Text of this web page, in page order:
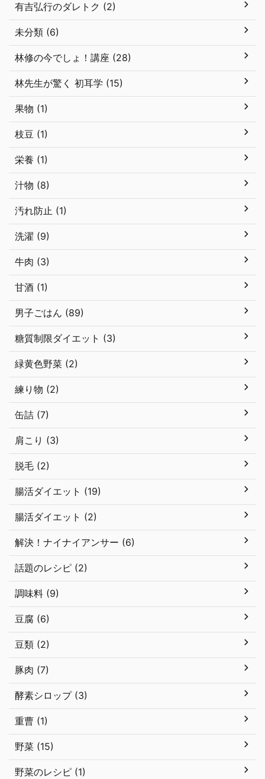
有吉弘行のダレトク (2)
未分類 (6)
林修の今でしょ！講座 (28)
林先生が驚く 初耳学 (15)
果物 (1)
枝豆 (1)
栄養 (1)
汁物 (8)
汚れ防止 (1)
洗濯 (9)
牛肉 (3)
甘酒 (1)
男子ごはん (89)
糖質制限ダイエット (3)
緑黄色野菜 (2)
練り物 (2)
缶詰 (7)
肩こり (3)
脱毛 (2)
腸活ダイエット (19)
腸活ダイエット (2)
解決！ナイナイアンサー (6)
話題のレシピ (2)
調味料 (9)
豆腐 (6)
豆類 (2)
豚肉 (7)
酵素シロップ (3)
重曹 (1)
野菜 (15)
野菜のレシピ (1)